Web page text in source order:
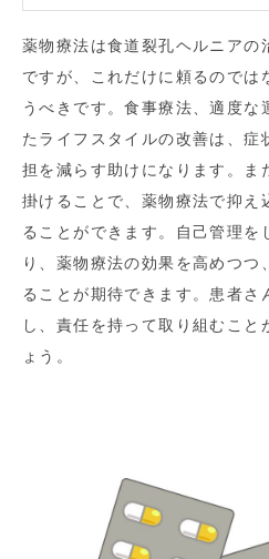
薬物療法は食道裂孔ヘルニアの
ですが、これだけに頼るのでは
うべきです。食事療法、適度な
たライフスタイルの改善は、症
担を減らす助けになります。ま
掛けることで、薬物療法で抑え
ることができます。自己管理を
り、薬物療法の効果を高めつつ
ることが期待できます。患者さ
し、責任を持って取り組むこと
ょう。